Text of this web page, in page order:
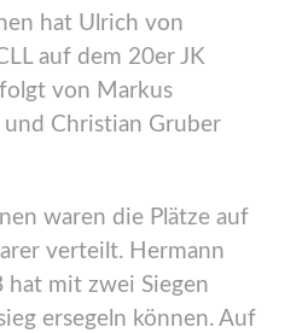
hat Ulrich von
auf dem 20er JK
von Markus
und Christian Gruber
waren die Plätze auf
verteilt. Hermann
hat mit zwei Siegen
ersegeln können. Auf